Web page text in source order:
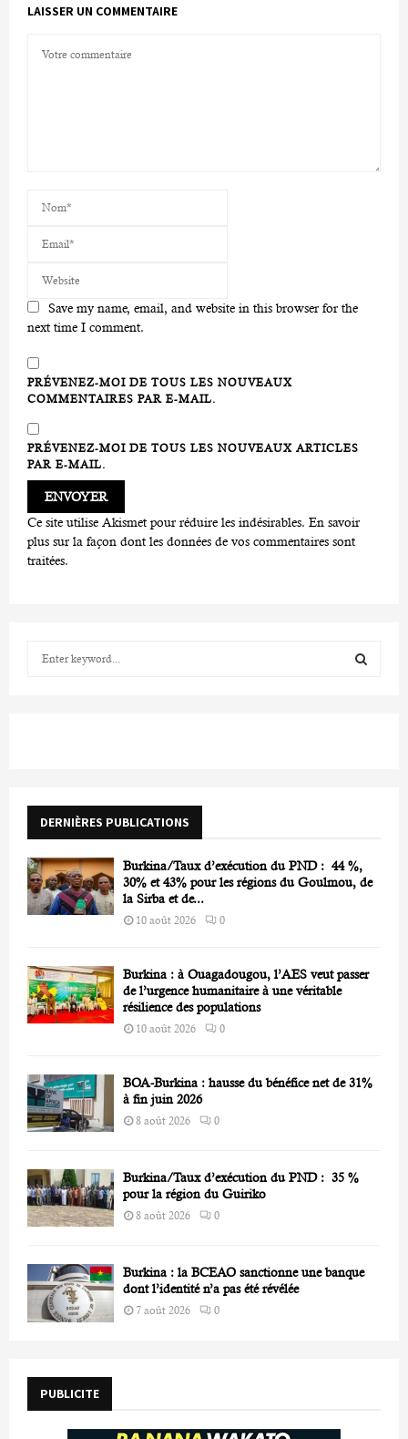
LAISSER UN COMMENTAIRE
Save my name, email, and website in this browser for the
next time I comment.
PRÉVENEZ-MOI DE TOUS LES NOUVEAUX
COMMENTAIRES PAR E-MAIL.
PRÉVENEZ-MOI DE TOUS LES NOUVEAUX ARTICLES
PAR E-MAIL.
Ce site utilise Akismet pour réduire les indésirables. En savoir
plus sur la façon dont les données de vos commentaires sont
traitées.
r
H
DERNIÈRES PUBLICATIONS
Burkina/Taux d’exécution du PND : 44 %,
30% et 43% pour les régions du Goulmou, de
la Sirba et de...
10 août 2026 0
Burkina : à Ouagadougou, l’AES veut passer
de l’urgence humanitaire à une véritable
résilience des populations
10 août 2026 0
BOA-Burkina : hausse du bénéfice net de 31%
à fin juin 2026
8 août 2026 0
Burkina/Taux d’exécution du PND : 35 %
pour la région du Guiriko
8 août 2026 0
Burkina : la BCEAO sanctionne une banque
dont l’identité n’a pas été révélée
7 août 2026 0
PUBLICITE